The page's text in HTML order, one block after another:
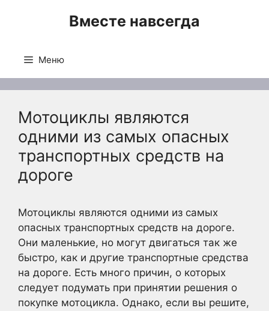
Вместе навсегда
Меню
Мотоциклы являются
одними из самых опасных
транспортных средств на
дороге
Мотоциклы являются одними из самых
опасных транспортных средств на дороге.
Они маленькие, но могут двигаться так же
быстро, как и другие транспортные средства
на дороге. Есть много причин, о которых
следует подумать при принятии решения о
покупке мотоцикла. Однако, если вы решите,